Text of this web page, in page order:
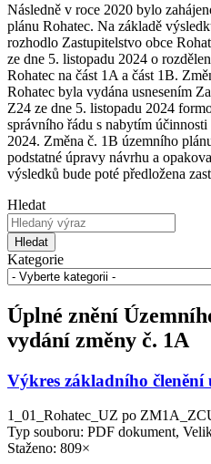
Následně v roce 2020 bylo
plánu Rohatec. Na základě
rozhodlo Zastupitelstvo obce
ze dne 5. listopadu 2024 o
Rohatec na část 1A a část 1B.
Rohatec byla vydána usnesením
Z24 ze dne 5. listopadu 2024
správního řádu s nabytím účinnosti
2024. Změna č. 1B územního
podstatné úpravy návrhu a
výsledků bude poté předložena
Hledat
Hledat
Kategorie
Úplné znění
vydání změny č. 1A
Výkres základního členění
1_01_Rohatec_UZ po
Typ souboru: PDF dokument,
Staženo: 809×